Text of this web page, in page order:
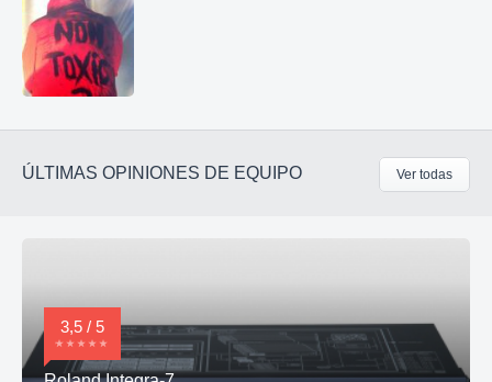
ÚLTIMAS OPINIONES DE EQUIPO Ver todas
3,5 / 5